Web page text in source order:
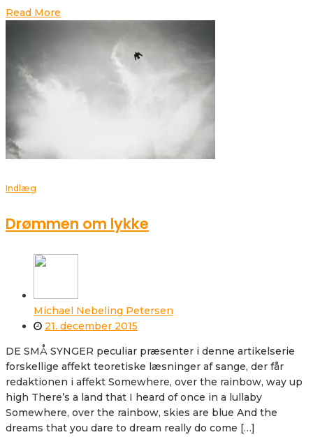
Read More
Indlæg
Drømmen om lykke
Michael Nebeling Petersen
21. december 2015
DE SMÅ SYNGER peculiar præsenter i denne artikelserie
forskellige affekt teoretiske læsninger af sange, der får
redaktionen i affekt Somewhere, over the rainbow, way up
high There’s a land that I heard of once in a lullaby
Somewhere, over the rainbow, skies are blue And the
dreams that you dare to dream really do come […]